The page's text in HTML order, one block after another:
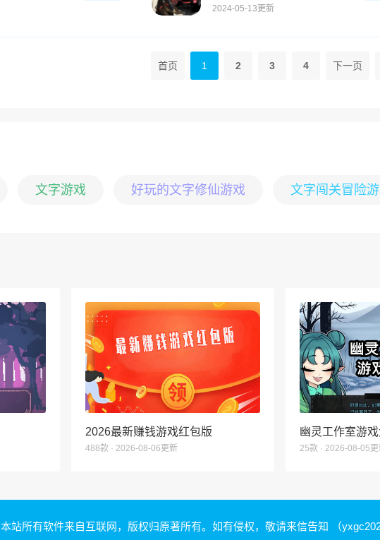
2024-05-13更新
首页 1 2 3 4 下一页
文字游戏 好玩的文字修仙游戏 文字闯关冒险
2026最新赚钱游戏红包版
488款 · 2026-08-06更新
幽灵工作室游
25款 · 2026-08-05
本站所有软件来自互联网，版权归原著所有。如有侵权，敬请来信告知 （